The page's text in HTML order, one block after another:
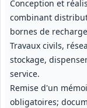
Conception et
combinant
bornes de
Travaux civils,
stockage,
service.
Remise d'un
obligatoires;